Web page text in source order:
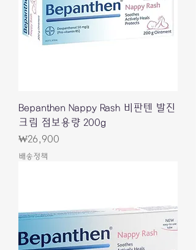
Bepanthen Nappy Rash 비판텐 발진
크림 점보용량 200g
價格
₩26,900
배송정책